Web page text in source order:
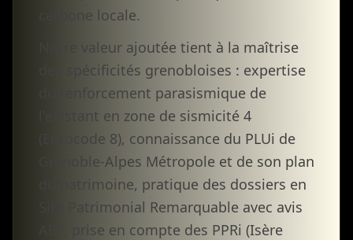
carbone locale.
Notre valeur ajoutée tient à la maîtrise
des spécificités grenobloises : expertise
du renforcement parasismique de
l'existant en zone de sismicité 4
(Eurocode 8), connaissance du PLUi de
Grenoble-Alpes Métropole et de son plan
du patrimoine, pratique des dossiers en
Site Patrimonial Remarquable avec avis
ABF, prise en compte des PPRi (Isère